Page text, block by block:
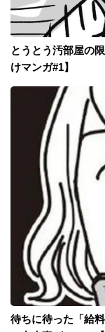
とうとう汚部屋の
けマンガ#1】
待ちに待った「給